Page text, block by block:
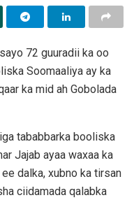
72 guuradii ka oo
Soomaaliya ay ka
ka mid ah Gobolada
tababbarka booliska
Jajab ayaa waxaa ka
dalka, xubno ka tirsan
ciidamada qalabka